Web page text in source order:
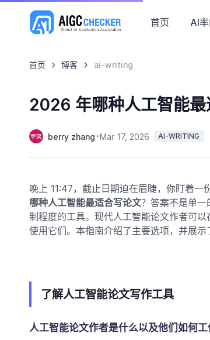
首页 AI
首页 博客 ai-writing
2026 年哪种人工智能最
berry zhang Mar 17, 2026 AI-WRITING
晚上 11:47，截止日期迫在眉睫，你盯着一
哪种人工智能最适合写论文？答案不是单一
制程度的工具。现代人工智能论文作者可
使用它们。本指南介绍了主要选项，并展示
了解人工智能论文写作工具
人工智能论文作者是什么以及他们如何工